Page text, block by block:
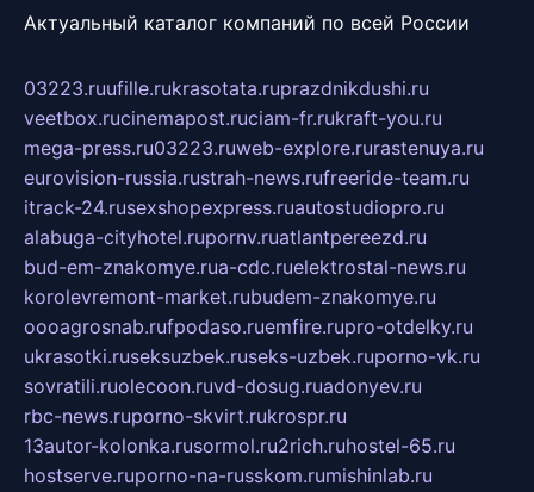
Актуальный каталог компаний по всей России
03223.ruufille.rukrasotata.ruprazdnikdushi.ru
veetbox.rucinemapost.ruciam-fr.rukraft-you.ru
mega-press.ru03223.ruweb-explore.rurastenuya.ru
eurovision-russia.rustrah-news.rufreeride-team.ru
itrack-24.rusexshopexpress.ruautostudiopro.ru
alabuga-cityhotel.rupornv.ruatlantpereezd.ru
bud-em-znakomye.rua-cdc.ruelektrostal-news.ru
korolevremont-market.rubudem-znakomye.ru
oooagrosnab.rufpodaso.ruemfire.rupro-otdelky.ru
ukrasotki.ruseksuzbek.ruseks-uzbek.ruporno-vk.ru
sovratili.ruolecoon.ruvd-dosug.ruadonyev.ru
rbc-news.ruporno-skvirt.rukrospr.ru
13autor-kolonka.rusormol.ru2rich.ruhostel-65.ru
hostserve.ruporno-na-russkom.rumishinlab.ru